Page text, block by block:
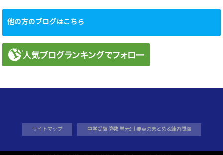
他の方のブログはこちら
サイトマップ 中学受験 算数 単元別 要点のまとめ＆練習問題